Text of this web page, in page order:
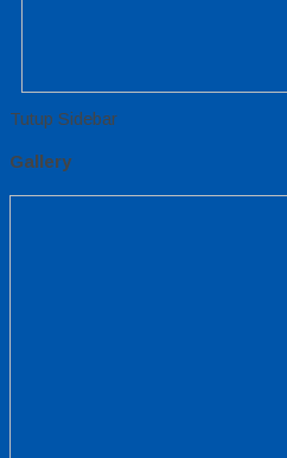
Tutup Sidebar
Gallery